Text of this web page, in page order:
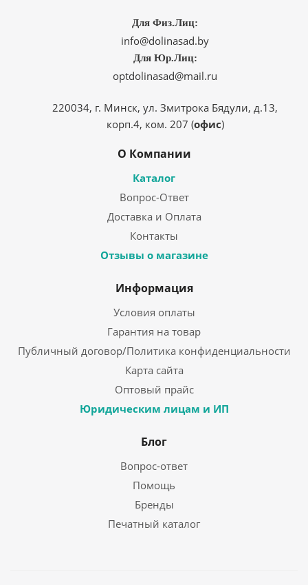
Для Физ.Лиц:
info@dolinasad.by
Для Юр.Лиц:
optdolinasad@mail.ru
220034, г. Минск, ул. Змитрока Бядули, д.13,
корп.4, ком. 207 (офис)
О Компании
Каталог
Вопрос-Ответ
Доставка и Оплата
Контакты
Отзывы о магазине
Информация
Условия оплаты
Гарантия на товар
Публичный договор/Политика конфиденциальности
Карта сайта
Оптовый прайс
Юридическим лицам и ИП
Блог
Вопрос-ответ
Помощь
Бренды
Печатный каталог